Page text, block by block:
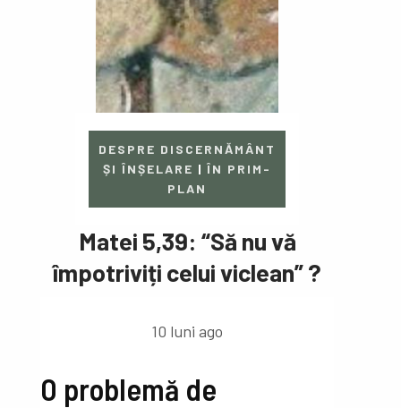
DESPRE DISCERNĂMÂNT
ȘI ÎNȘELARE | ÎN PRIM-
PLAN
Matei 5,39: “Să nu vă
împotriviți celui viclean” ?
10 luni ago
O problemă de